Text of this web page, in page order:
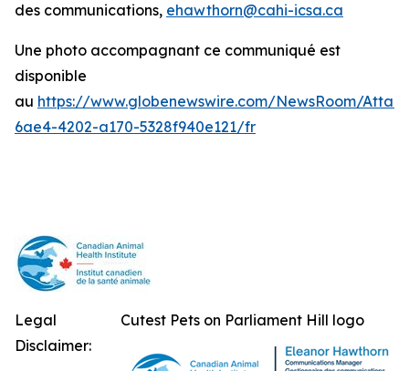
des communications, ehawthorn@cahi-icsa.ca
Une photo accompagnant ce communiqué est
disponible
au https://www.globenewswire.com/NewsRoom/
6ae4-4202-a170-5328f940e121/fr
Cutest Pets on Parliament Hill logo
Legal
Disclaimer: